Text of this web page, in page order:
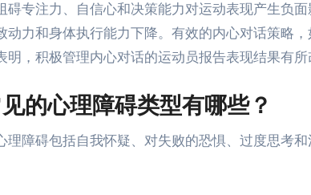
碍专注力、自信心和决策能力对运动表现产生负
动力和身体执行能力下降。有效的内心对话策略
明，积极管理内心对话的运动员报告表现结果有
的心理障碍类型有哪些？
理障碍包括自我怀疑、对失败的恐惧、过度思考